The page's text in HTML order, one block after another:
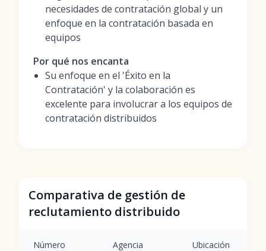
necesidades de contratación global y un
enfoque en la contratación basada en
equipos
Por qué nos encanta
Su enfoque en el 'Éxito en la
Contratación' y la colaboración es
excelente para involucrar a los equipos de
contratación distribuidos
Comparativa de gestión de
reclutamiento distribuido
Número Agencia Ubicación